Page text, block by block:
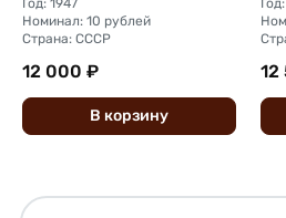
Номинал: 10 рублей
Страна: СССР
12 000 ₽
В корзину
12